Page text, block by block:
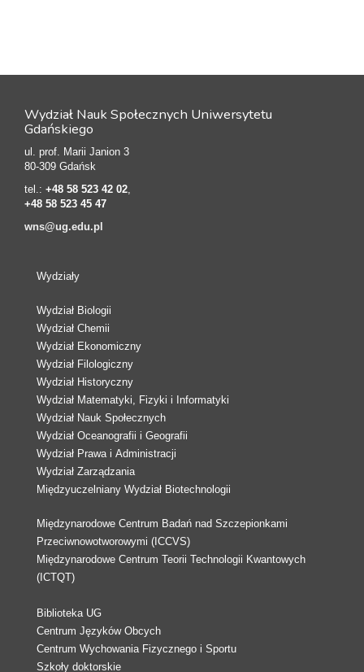
Wydział Nauk Społecznych Uniwersytetu
Gdańskiego
ul. prof. Marii Janion 3
80-309 Gdańsk
tel.: +48 58 523 42 02
+48 58 523 45 47
wns@ug.edu.pl
Wydziały
Wydział Biologii
Wydział Chemii
Wydział Ekonomiczny
Wydział Filologiczny
Wydział Historyczny
Wydział Matematyki, Fizyki i Informatyki
Wydział Nauk Społecznych
Wydział Oceanografii i Geografii
Wydział Prawa i Administracji
Wydział Zarządzania
Międzyuczelniany Wydział Biotechnologii
Międzynarodowe Centrum Badań nad Szczepionkami
Przeciwnowotworowymi (ICCVS)
Międzynarodowe Centrum Teorii Technologii Kwantowych
(ICTQT)
Biblioteka UG
Centrum Języków Obcych
Centrum Wychowania Fizycznego i Sportu
Szkoły doktorskie